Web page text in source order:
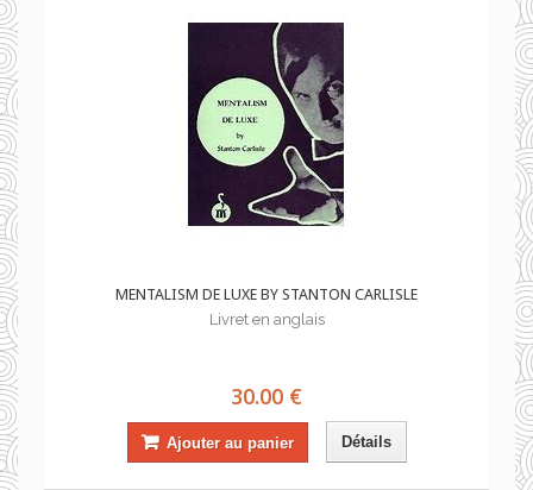
MENTALISM DE LUXE BY STANTON CARLISLE
Livret en anglais
30.00 €
Ajouter au panier Détails